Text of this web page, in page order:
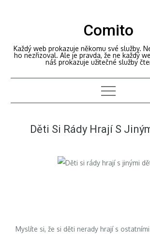
Comito
Každý web prokazuje někomu své služby.
ho nezřizoval. Ale je pravda, že ne každý
náš prokazuje užitečné služby
Děti Si Rády Hrají S
Myslíte si, že si děti nerady hrají s